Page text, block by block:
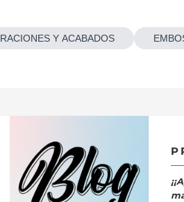
Y ACABADOS